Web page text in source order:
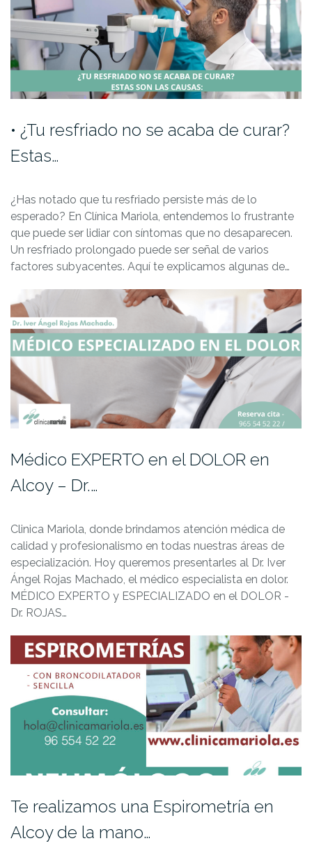
•⁠ ⁠¿Tu resfriado no se acaba de curar?
Estas…
¿Has notado que tu resfriado persiste más de lo
esperado? En Clínica Mariola, entendemos lo frustrante
que puede ser lidiar con síntomas que no desaparecen.
Un resfriado prolongado puede ser señal de varios
factores subyacentes. Aquí te explicamos algunas de…
Médico EXPERTO en el DOLOR en
Alcoy – Dr.…
Clinica Mariola, donde brindamos atención médica de
calidad y profesionalismo en todas nuestras áreas de
especialización. Hoy queremos presentarles al Dr. Iver
Ángel Rojas Machado, el médico especialista en dolor.
MÉDICO EXPERTO y ESPECIALIZADO en el DOLOR -
Dr. ROJAS…
Te realizamos una Espirometría en
Alcoy de la mano…